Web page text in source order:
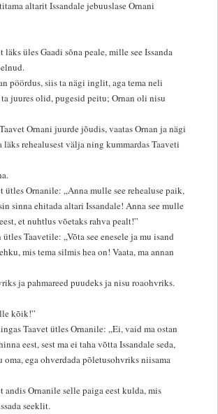
altarit Issandale jebuuslase Ornani
läks üles Gaadi sõna peale, mille see Issanda
pöördus, siis ta nägi inglit, aga tema neli
ta juures olid, pugesid peitu; Ornan oli nisu
Ornani juurde jõudis, vaatas Ornan ja nägi
läks rehealusest välja ning kummardas Taaveti
ütles Ornanile: „Anna mulle see rehealuse paik,
sinna ehitada altari Issandale! Anna see mulle
et nuhtlus võetaks rahva pealt!”
ütles Taavetile: „Võta see enesele ja mu isand
mis tema silmis hea on! Vaata, ma annan
ja pahmareed puudeks ja nisu roaohvriks.
kõik!”
Taavet ütles Ornanile: „Ei, vaid ma ostan
eest, sest ma ei taha võtta Issandale seda,
oma, ega ohverdada põletusohvriks niisama
andis Ornanile selle paiga eest kulda, mis
seeklit.